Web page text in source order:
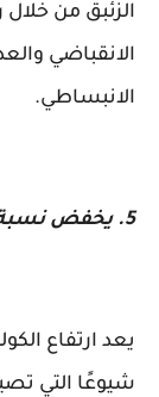
الزئبق من
الانقباضي
الانبساطي.
5. يخفض نسبة الكوليسترول
يعد ارتفاع
شيوعًا التي